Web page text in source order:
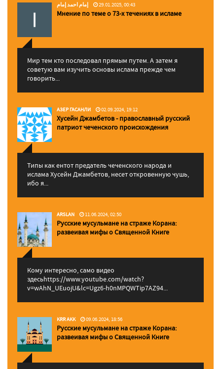
إمام احمد إمام 29.01.2025, 00:43
Мнение по теме о 73-х течениях в исламе
Мир тем кто последовал прямым путем. А затем я
советую вам изучить основы ислама прежде чем
говорить...
АЗЕР ГАСАНЛИ 02.09.2024, 19:12
Хусейн Джамбетов - православный русский
патриот чеченского происхождения
Типы как ентот предатель чеченского народа и
ислама Хусейн Джамбетов, несет откровенную чушь,
ибо я...
ARSLAN 11.06.2024, 02:50
Русские мусульмане на страже Корана:
pазвеивая мифы о Священной Книге
Кому интересно, само видео
здесьhttps://www.youtube.com/watch?
v=wAhN_UEuojU&lc=Ugz6-h0nMPQWTip7AZ94...
KRR AKK 09.06.2024, 18:56
Русские мусульмане на страже Корана:
pазвеивая мифы о Священной Книге